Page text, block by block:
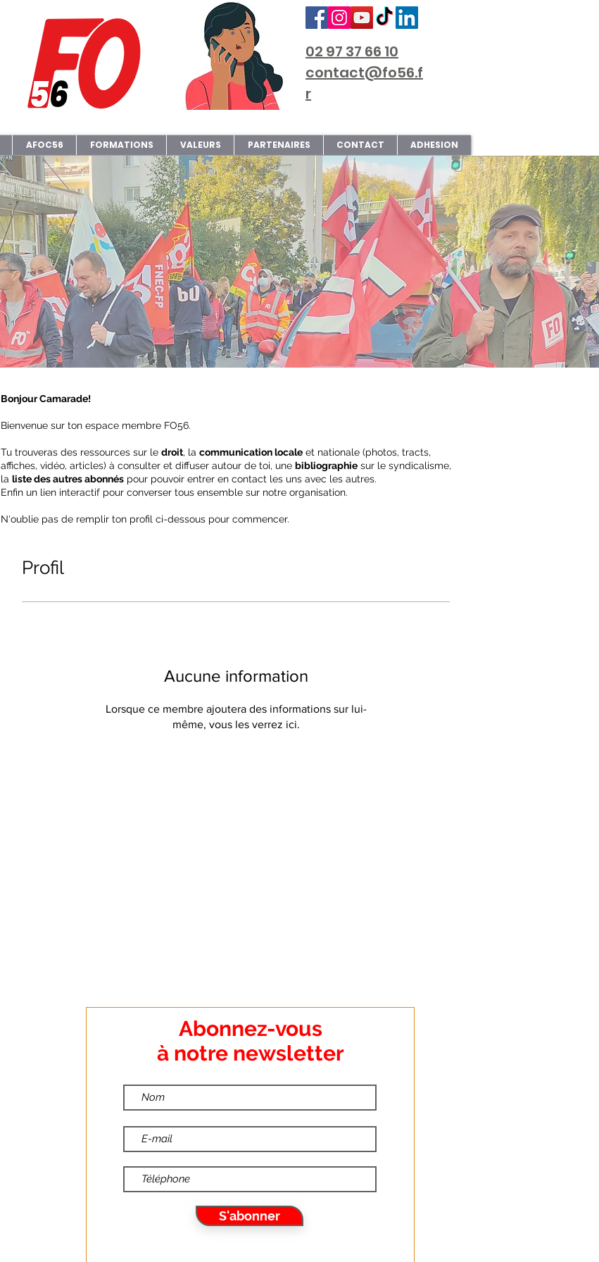
02 97 37 66 10
contact@fo56.f
r
AFOC56 FORMATIONS VALEURS PARTENAIRES CONTACT ADHESION
Bonjour Camarade!
Bienvenue sur ton espace membre FO56.
Tu trouveras des ressources sur le droit, la communication locale et nationale (photos, tracts,
affiches, vidéo, articles) à consulter et diffuser autour de toi, une bibliographie sur le syndicalisme,
la liste des autres abonnés pour pouvoir entrer en contact les uns avec les autres.
Enfin un lien interactif pour converser tous ensemble sur notre organisation.
N'oublie pas de remplir ton profil ci-dessous pour commencer.
Profil
Aucune information
Lorsque ce membre ajoutera des informations sur lui-
même, vous les verrez ici.
Abonnez-vous
à notre newsletter
S'abonner